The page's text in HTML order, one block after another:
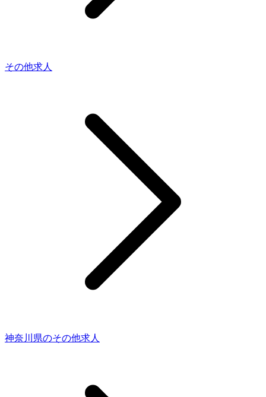
その他求人
神奈川県のその他求人